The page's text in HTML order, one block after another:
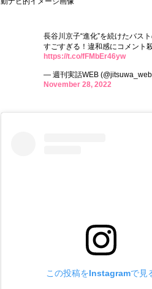
長谷川京子“進化”を続けたバス
すごすぎる！違和感にコメント
https://t.co/fFMbEr46yw
— 週刊実話WEB
November 28, 2022
この投稿をInstagramで見